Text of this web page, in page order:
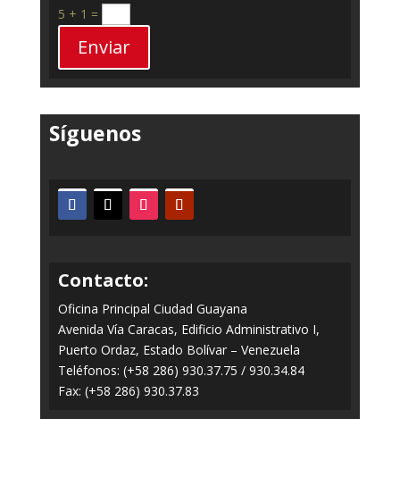
5 + 1 =
Enviar
Síguenos
Contacto:
Oficina Principal Ciudad Guayana
Avenida Vía Caracas, Edificio Administrativo I,
Puerto Ordaz, Estado Bolívar – Venezuela
Teléfonos: (+58 286) 930.37.75 / 930.34.84
Fax: (+58 286) 930.37.83